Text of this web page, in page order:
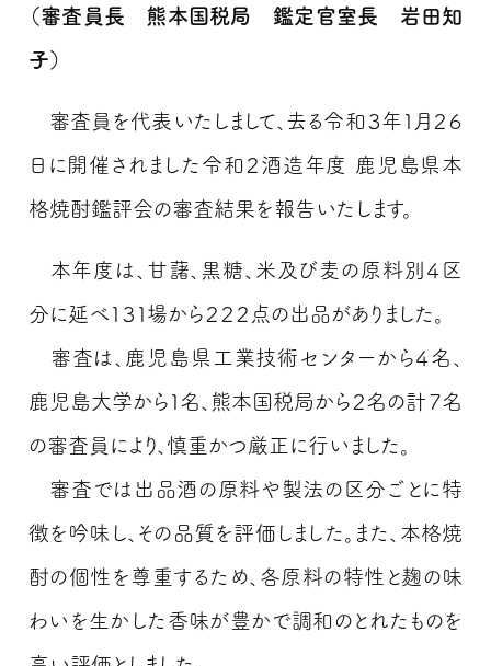
（審査員長 熊本国税局 鑑定官室長 岩田知
子）
審査員を代表いたしまして、去る令和３年１月２６
日に開催されました令和２酒造年度 鹿児島県本
格焼酎鑑評会の審査結果を報告いたします。
本年度は、甘藷、黒糖、米及び麦の原料別４区
分に延べ１３１場から２２２点の出品がありました。
審査は、鹿児島県工業技術センターから４名、
鹿児島大学から１名、熊本国税局から２名の計７名
の審査員により、慎重かつ厳正に行いました。
審査では出品酒の原料や製法の区分ごとに特
徴を吟味し、その品質を評価しました。また、本格焼
酎の個性を尊重するため、各原料の特性と麹の味
わいを生かした香味が豊かで調和のとれたものを